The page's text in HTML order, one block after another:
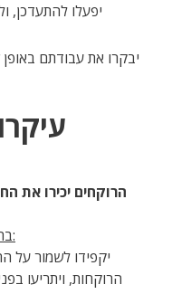
יפעלו להתעדכן,
יבקרו את עבודתם
הרוקחים יכירו את
בהתאם לזאת יפעלו הרוקחים באופן הבא:
יקפידו לשמור על
הרוקחות, ויתריעו